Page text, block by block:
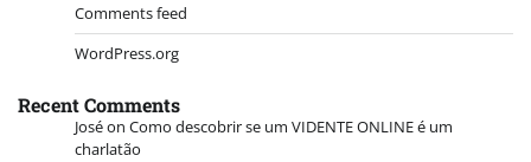
Comments feed
WordPress.org
Recent Comments
Joséon Como descobrir se um VIDENTE ONLINE é um
charlatão